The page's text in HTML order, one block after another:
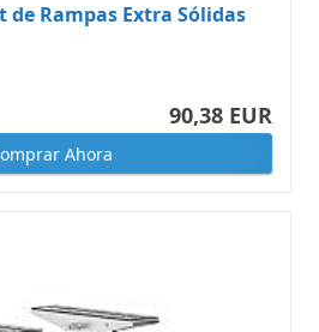
de Rampas Extra Sólidas
90,38 EUR
Ahora